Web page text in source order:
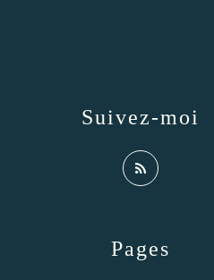
Pages
Suivez-moi